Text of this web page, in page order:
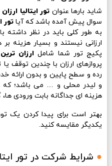
شاید بارها عنوان تور ایتالیا ارزان
سوال پیش آمده باشد که آیا تور
به طور کلی باید در نظر داشته
ارزانی نیستند و بسیار هزینه
پکیج تور شما شامل ارزان ترین
پروازهای ارزان با چندین توقف
رده و سطح پایین و بدون
و لیدر محلی و … می باشد؛ که
هزینه ای جداگانه بابت ورودی
بهتر است برای پیدا کردن یک
یکدیگر مقایسه کنید.
● شرایط شرکت در تور